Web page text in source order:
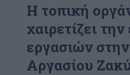
Η τοπική
χαιρετίζει
εργασιών
Αργασίου